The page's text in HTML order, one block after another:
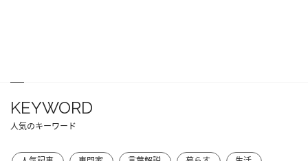
KEYWORD
人気のキーワード